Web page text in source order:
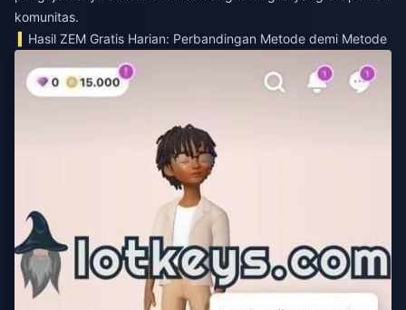
komunitas.
Hasil ZEM Gratis Harian: Perbandingan Metode demi Metode